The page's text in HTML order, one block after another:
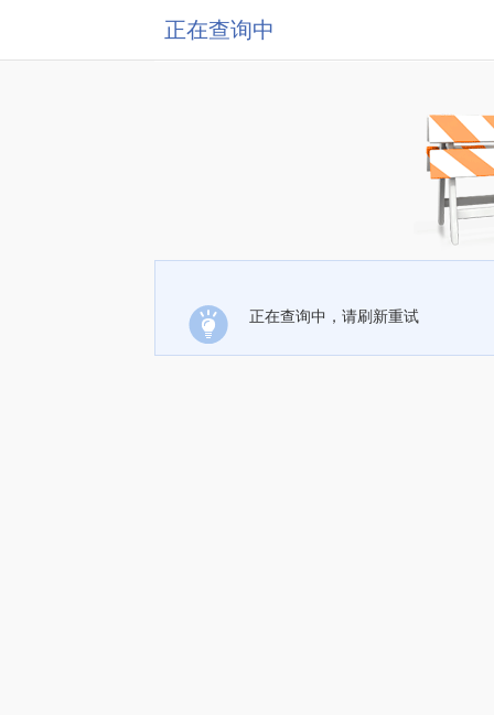
正在查询中
正在查询中，请刷新重试